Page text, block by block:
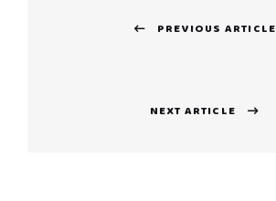
PREVIOUS ARTICLE
NEXT ARTICLE